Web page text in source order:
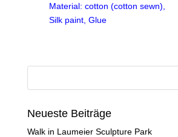
Material: cotton (cotton sewn),
Silk paint, Glue
Neueste Beiträge
Walk in Laumeier Sculpture Park